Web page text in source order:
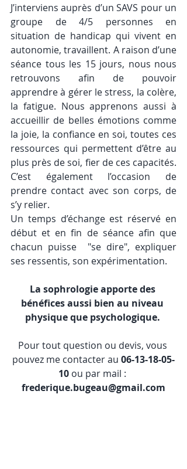
J’interviens auprès d’un SAVS pour un
groupe de 4/5 personnes en
situation de handicap qui vivent en
autonomie, travaillent. A raison d’une
séance tous les 15 jours, nous nous
retrouvons afin de pouvoir
apprendre à gérer le stress, la colère,
la fatigue. Nous apprenons aussi à
accueillir de belles émotions comme
la joie, la confiance en soi, toutes ces
ressources qui permettent d’être au
plus près de soi, fier de ces capacités.
C’est également l’occasion de
prendre contact avec son corps, de
s’y relier.
Un temps d’échange est réservé en
début et en fin de séance afin que
chacun puisse  "se dire", expliquer
ses ressentis, son expérimentation.
La sophrologie apporte des
bénéfices aussi bien au niveau
physique que psychologique.
Pour tout question ou devis, vous
pouvez me contacter au 06-13-18-05-
10 ou par mail :
frederique.bugeau@gmail.com